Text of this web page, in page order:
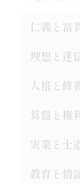
仁義と富
真正の利
効力の有
孔夫子の
防貧の第
罪は金銭
理想と迷
道理ある
この熱誠
道徳は進
斯の如き
人格と修
楽翁公の
人格の標
誤解され
算盤と権
仁に当つ
金門公園
実業と士
武士道は
教育と情